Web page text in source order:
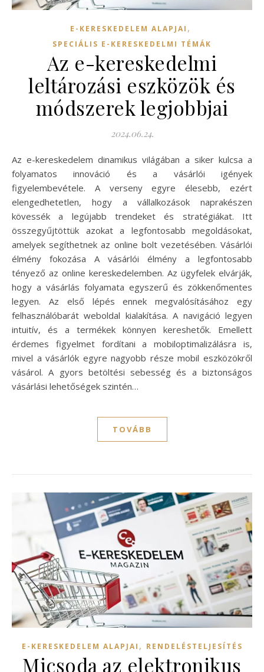
E-KERESKEDELEM ALAPJAI ,
SPECIÁLIS E-KERESKEDELMI TÉMÁK
Az e-kereskedelmi
leltározási eszközök és
módszerek legjobbjai
2024.06.24.
Az e-kereskedelem dinamikus világában a siker kulcsa a
folyamatos innováció és a vásárlói igények
figyelembevétele. A verseny egyre élesebb, ezért
elengedhetetlen, hogy a vállalkozások naprakészen
kövessék a legújabb trendeket és stratégiákat. Itt
összegyűjtöttük azokat a legfontosabb megoldásokat,
amelyek segíthetnek az online bolt vezetésében. Vásárlói
élmény fokozása A vásárlói élmény a legfontosabb
tényező az online kereskedelemben. Az ügyfelek elvárják,
hogy a vásárlás folyamata egyszerű és zökkenőmentes
legyen. Az első lépés ennek megvalósításához egy
felhasználóbarát weboldal kialakítása. A navigáció legyen
intuitív, és a termékek könnyen kereshetők. Emellett
érdemes figyelmet fordítani a mobiloptimalizálásra is,
mivel a vásárlók egyre nagyobb része mobil eszközökről
vásárol. A gyors betöltési sebesség és a biztonságos
vásárlási lehetőségek szintén…
TOVÁBB
E-KERESKEDELEM ALAPJAI , RENDELÉSTELJESÍTÉS
Micsoda az elektronikus